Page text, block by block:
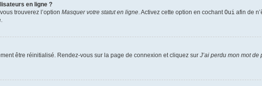
en ligne ?
trouverez l’option Masquer votre statut en ligne . Activez cette option en cochant Oui afin de
être réinitialisé. Rendez-vous sur la page de connexion et cliquez sur J’ai perdu mon mot de